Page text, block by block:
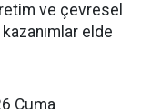
ve çevresel
elde
Cuma